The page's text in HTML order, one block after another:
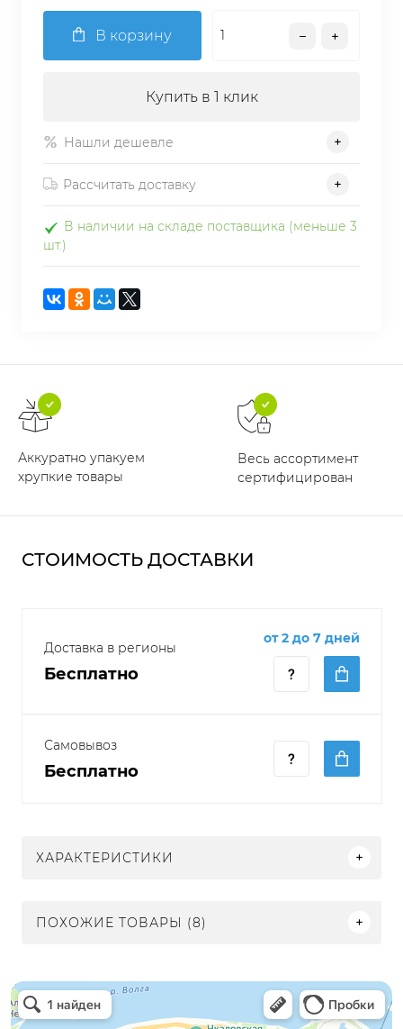
В корзину
Купить в 1 клик
Нашли дешевле
Рассчитать доставку
В наличии на складе поставщика (меньше 3
шт.)
Аккуратно упакуем
хрупкие товары
Весь ассортимент
сертифицирован
СТОИМОСТЬ ДОСТАВКИ
Доставка в регионы
Бесплатно
от 2 до 7 дней
Самовывоз
Бесплатно
ХАРАКТЕРИСТИКИ
ПОХОЖИЕ ТОВАРЫ (8)
Электрон
Светильники в Нижнем Новгороде
Электротехническая продукция в Нижнем Новгороде